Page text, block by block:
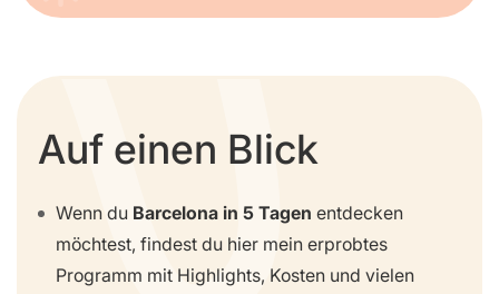
Auf einen Blick
Wenn du Barcelona in 5 Tagen entdecken
möchtest, findest du hier mein erprobtes
Programm mit Highlights, Kosten und vielen